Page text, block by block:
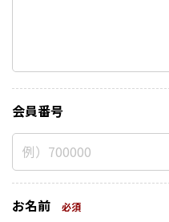
会員番号
お名前 必須